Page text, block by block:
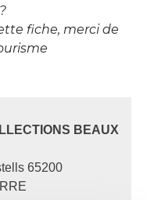
fiche, merci de
BEAUX
65200